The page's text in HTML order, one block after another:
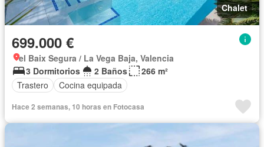
Chalet
699.000 €
el Baix Segura / La Vega Baja, Valencia
3 Dormitorios
2 Baños
266 m²
Trastero
Cocina equipada
Hace 2 semanas, 10 horas en Fotocasa